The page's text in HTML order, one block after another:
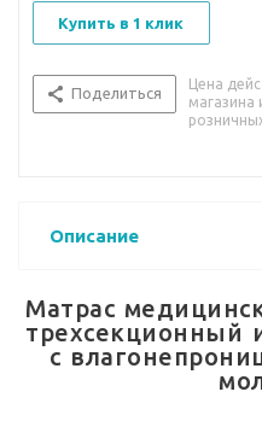
Купить в 1 клик
Поделиться
Цена
магазина
Описание
Матрас
трехсекционный
с